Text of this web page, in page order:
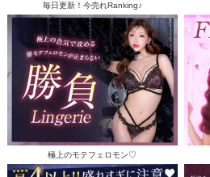
毎日更新！今売れRanking♪
極上のモテフェロモン♡